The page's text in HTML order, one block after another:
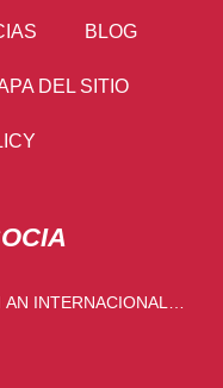
BLOG
DEL SITIO